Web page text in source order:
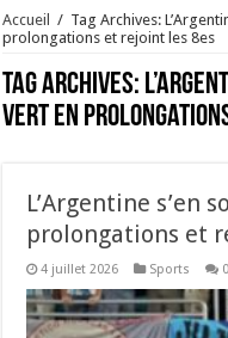
Accueil / Tag Archives:
prolongations et rejoint les 8es
Tag Archives:
Vert en
L’Argentine s’en
prolongations et
4 juillet 2026 Sports 0